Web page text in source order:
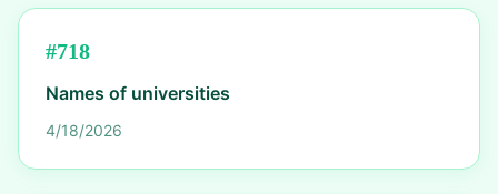
#718
Names of universities
4/18/2026